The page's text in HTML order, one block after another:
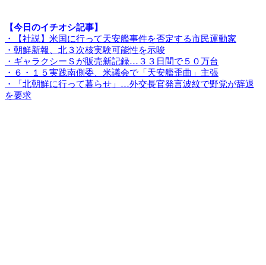
【今日のイチオシ記事】
・【社説】米国に行って天安艦事件を否定する市民運動家
・朝鮮新報、北３次核実験可能性を示唆
・ギャラクシーＳが販売新記録…３３日間で５０万台
・６・１５実践南側委、米議会で「天安艦歪曲」主張
・「北朝鮮に行って暮らせ」…外交長官発言波紋で野党が辞退
を要求